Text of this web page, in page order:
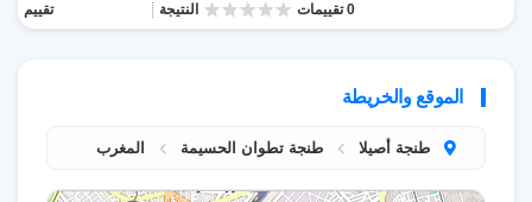
تقييم النتيجة 0 تقييمات
الموقع والخريطة
طنجة أصيلا طنجة تطوان الحسيمة المغرب